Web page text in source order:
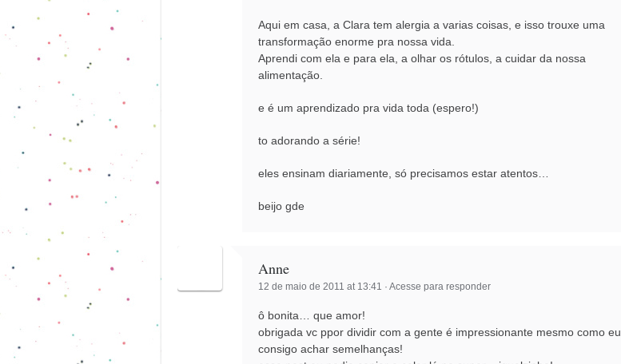
Aqui em casa, a Clara tem alergia a varias coisas, e isso trouxe uma
transformação enorme pra nossa vida.
Aprendi com ela e para ela, a olhar os rótulos, a cuidar da nossa
alimentação.
e é um aprendizado pra vida toda (espero!)
to adorando a série!
eles ensinam diariamente, só precisamos estar atentos…
beijo gde
Anne
12 de maio de 2011 at 13:41 ·Acesse para responder
ô bonita… que amor!
obrigada vc ppor dividir com a gente é impressionante mesmo como eu
consigo achar semelhanças!